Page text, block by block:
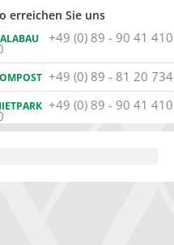
erreichen Sie uns
+49 (0) 89 - 90 41 410
+49 (0) 89 - 81 20 734
+49 (0) 89 - 90 41 410